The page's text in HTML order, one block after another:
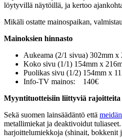
löytyvillä näytöillä, ja kertoo
Mikäli ostatte mainospaikan,
Mainoksien hinnasto
Aukeama (2/1 sivua) 302mm
Koko sivu (1/1) 154mm x
Puolikas sivu (1/2) 154mm x
Info-TV mainos: 140€
Myyntituotteisiin liittyviä rajoitteita
Sekä suomen lainsäädäntö että
metallimiekat ja deaktivoidut
harjoittelumiekkoja (shinait, bokkenit